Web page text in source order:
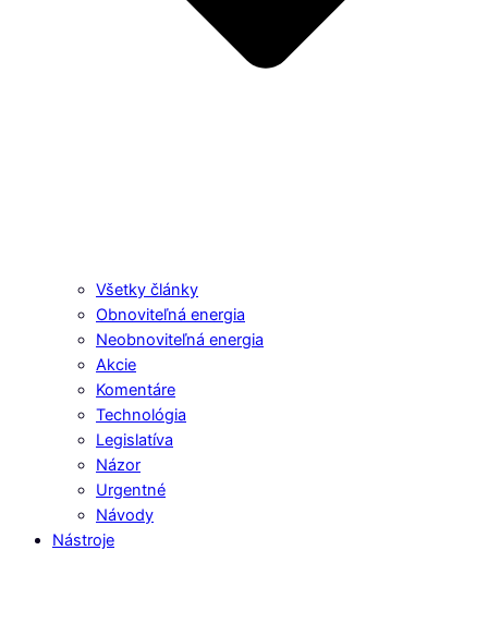
Všetky články
Obnoviteľná energia
Neobnoviteľná energia
Akcie
Komentáre
Technológia
Legislatíva
Názor
Urgentné
Návody
Nástroje